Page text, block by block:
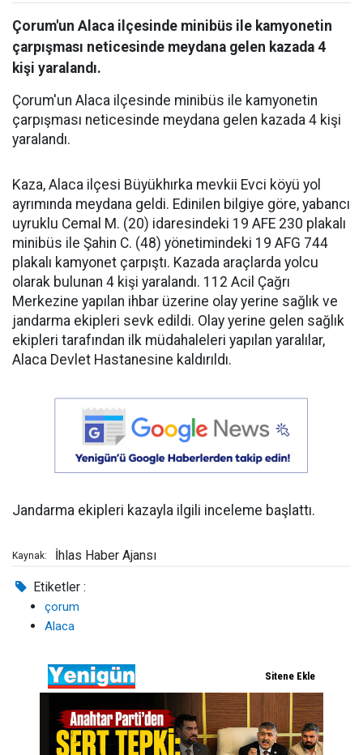
Çorum'un Alaca ilçesinde minibüs ile kamyonetin
çarpışması neticesinde meydana gelen kazada 4
kişi yaralandı.
Çorum'un Alaca ilçesinde minibüs ile kamyonetin
çarpışması neticesinde meydana gelen kazada 4 kişi
yaralandı.
Kaza, Alaca ilçesi Büyükhırka mevkii Evci köyü yol
ayrımında meydana geldi. Edinilen bilgiye göre, yabancı
uyruklu Cemal M. (20) idaresindeki 19 AFE 230 plakalı
minibüs ile Şahin C. (48) yönetimindeki 19 AFG 744
plakalı kamyonet çarpıştı. Kazada araçlarda yolcu
olarak bulunan 4 kişi yaralandı. 112 Acil Çağrı
Merkezine yapılan ihbar üzerine olay yerine sağlık ve
jandarma ekipleri sevk edildi. Olay yerine gelen sağlık
ekipleri tarafından ilk müdahaleleri yapılan yaralılar,
Alaca Devlet Hastanesine kaldırıldı.
Jandarma ekipleri kazayla ilgili inceleme başlattı.
Kaynak: İhlas Haber Ajansı
Etiketler :
çorum
Alaca